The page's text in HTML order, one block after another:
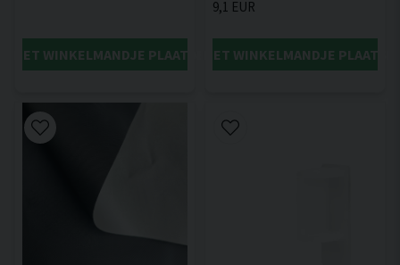
HET WINKELMANDJE PLAATSEN
9,1 EUR
IN HET WINKELMANDJE